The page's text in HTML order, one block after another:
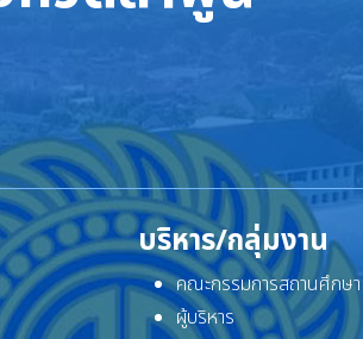
บริหาร/กลุ่มงาน
คณะกรรมการสถานศึกษา
ผู้บริหาร